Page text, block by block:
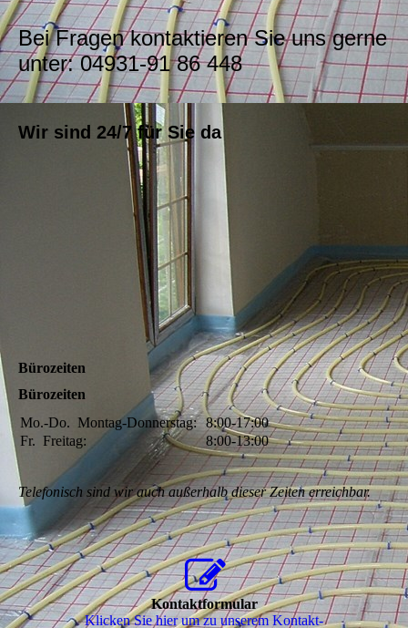
Bei Fragen kontaktieren Sie uns gerne
unter: 04931-91 86 448
Wir sind 24/7 für Sie da
Bürozeiten
Bürozeiten
Mo.-Do. Montag-Donnerstag:8:00-17:00
Fr. Freitag: 8:00-13:00
Telefonisch sind wir auch außerhalb dieser Zeiten erreichbar.
Kontaktformular
Klicken Sie hier um zu unserem Kon­takt­